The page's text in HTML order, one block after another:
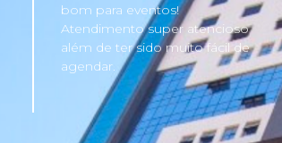
bom para eventos!
Atendimento super atencioso
além de ter sido muito fácil de
agendar.